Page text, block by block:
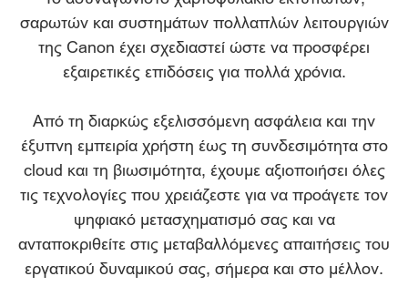
Σχετικες λυσεις
σαρωτών και συστημάτων πολλαπλών λειτουργιών
της Canon έχει σχεδιαστεί ώστε να προσφέρει
εξαιρετικές επιδόσεις για πολλά χρόνια.
Από τη διαρκώς εξελισσόμενη ασφάλεια και την
έξυπνη εμπειρία χρήστη έως τη συνδεσιμότητα στο
cloud και τη βιωσιμότητα, έχουμε αξιοποιήσει όλες
τις τεχνολογίες που χρειάζεστε για να προάγετε τον
ψηφιακό μετασχηματισμό σας και να
ανταποκριθείτε στις μεταβαλλόμενες απαιτήσεις του
εργατικού δυναμικού σας, σήμερα και στο μέλλον.